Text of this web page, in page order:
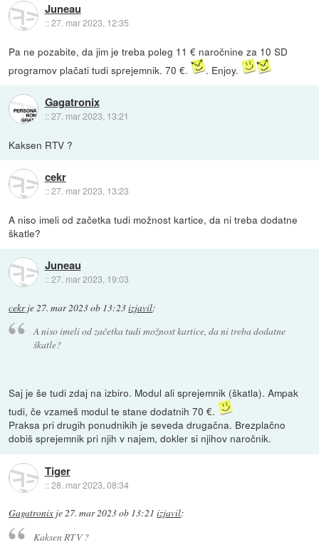
Juneau
::27. mar 2023, 12:35
Pa ne pozabite, da jim je treba poleg 11 € naročnine za 10 SD
programov plačati tudi sprejemnik. 70 €.
. Enjoy.
Gagatronix
::27. mar 2023, 13:21
Kaksen RTV ?
cekr
::27. mar 2023, 13:23
A niso imeli od začetka tudi možnost kartice, da ni treba dodatne
škatle?
Juneau
::27. mar 2023, 19:03
cekrje27. mar 2023 ob 13:23izjavil:
A niso imeli od začetka tudi možnost kartice, da ni treba dodatne
škatle?
Saj je še tudi zdaj na izbiro. Modul ali sprejemnik (škatla). Ampak
tudi, če vzameš modul te stane dodatnih 70 €.
Praksa pri drugih ponudnikih je seveda drugačna. Brezplačno
dobiš sprejemnik pri njih v najem, dokler si njihov naročnik.
Tiger
::28. mar 2023, 08:34
Gagatronix je27. mar 2023 ob 13:21 izjavil:
Kaksen RTV ?